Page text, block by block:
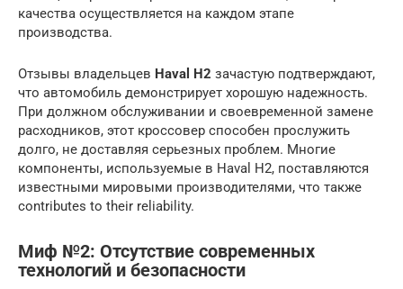
качества осуществляется на каждом этапе
производства.
Отзывы владельцев Haval H2 зачастую подтверждают,
что автомобиль демонстрирует хорошую надежность.
При должном обслуживании и своевременной замене
расходников, этот кроссовер способен прослужить
долго, не доставляя серьезных проблем. Многие
компоненты, используемые в Haval H2, поставляются
известными мировыми производителями, что также
contributes to their reliability.
Миф №2: Отсутствие современных
технологий и безопасности